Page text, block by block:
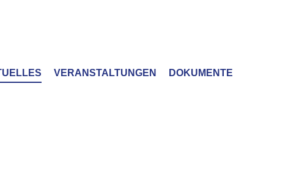
VERANSTALTUNGEN DOKUMENTE